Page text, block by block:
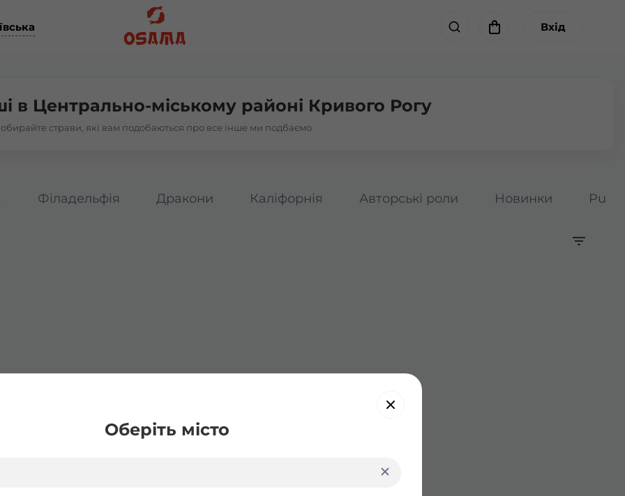
Оберіть місто
Вхід
в Центрально-міському районі Кривого Рогу
обирайте страви, які вам подобаються про все інше ми подбаємо
Філадельфія Дракони Каліфорнія Авторські роли Новинки